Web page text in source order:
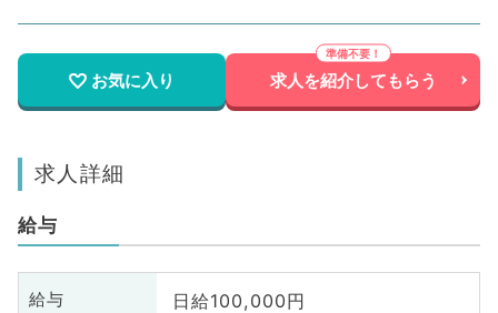
お気に入り 求人を紹介してもらう
求人詳細
給与
給与 日給100,000円